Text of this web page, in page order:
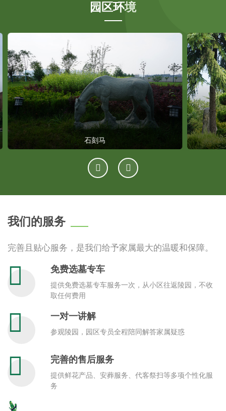
园区环境
乐仙亭
我们的服务
完善且贴心服务，是我们给予家属最大的温暖和保障。
免费选墓专车
提供免费选墓专车服务一次，从小区往返陵园，不收
取任何费用
一对一讲解
参观陵园，园区专员全程陪同解答家属疑惑
完善的售后服务
提供鲜花产品、安葬服务、代客祭扫等多项个性化服
务